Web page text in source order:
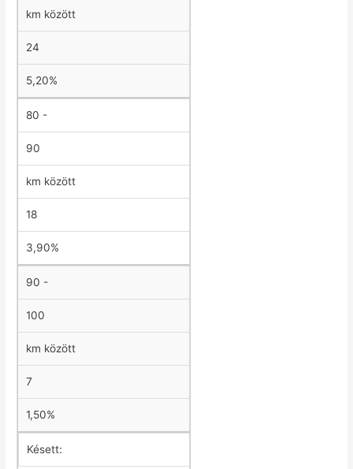
km között
24
5,20%
80 -
90
km között
18
3,90%
90 -
100
km között
7
1,50%
Késett: